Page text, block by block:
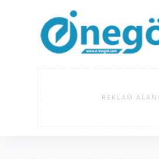
REKLAM ALANI